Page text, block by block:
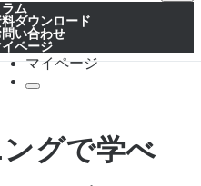
ラム
料ダウンロード
問い合わせ
イページ
マイページ
グで学べ